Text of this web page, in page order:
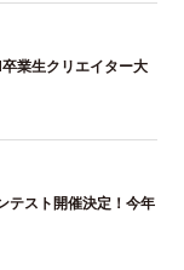
業生クリエイター大
テスト開催決定！今年